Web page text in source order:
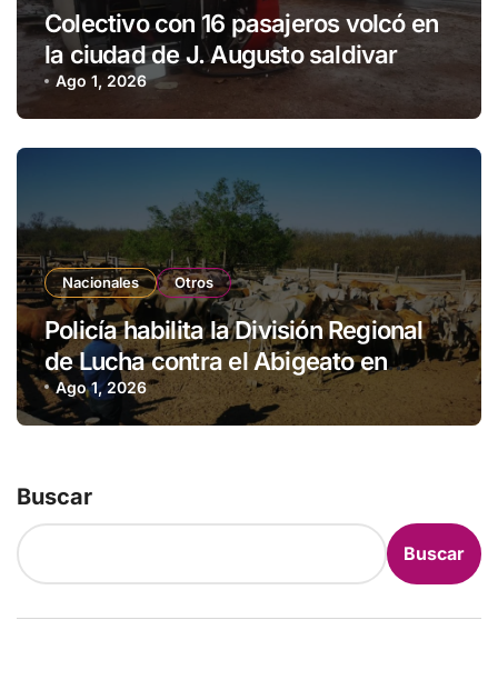
Colectivo con 16 pasajeros volcó en
la ciudad de J. Augusto saldivar
Ago 1, 2026
Nacionales Otros
Policía habilita la División Regional
de Lucha contra el Abigeato en
Amambay
Ago 1, 2026
Buscar
Buscar